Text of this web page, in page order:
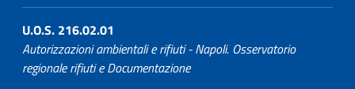
U.O.S. 216.02.01
Autorizzazioni ambientali e rifiuti - Napoli. Osservatorio
regionale rifiuti e Documentazione